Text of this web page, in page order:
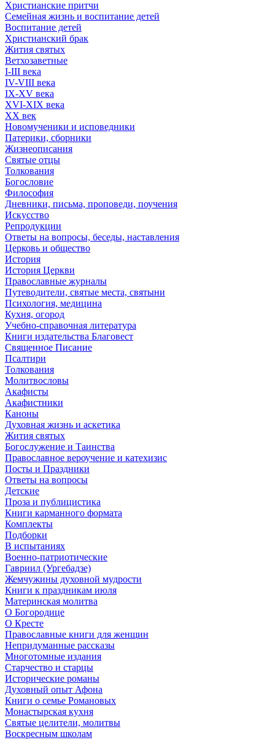
Христианские притчи
Семейная жизнь и воспитание детей
Воспитание детей
Христианский брак
Жития святых
Ветхозаветные
I-III века
IV-VIII века
IX-XV века
XVI-XIX века
XX век
Новомученики и исповедники
Патерики, сборники
Жизнеописания
Святые отцы
Толкования
Богословие
Философия
Дневники, письма, проповеди, поучения
Искусство
Репродукции
Ответы на вопросы, беседы, наставления
Церковь и общество
История
История Церкви
Православные журналы
Путеводители, святые места, святыни
Психология, медицина
Кухня, огород
Учебно-справочная литература
Книги издательства Благовест
Священное Писание
Псалтири
Толкования
Молитвословы
Акафисты
Акафистники
Каноны
Духовная жизнь и аскетика
Жития святых
Богослужение и Таинства
Православное вероучение и катехизис
Посты и Праздники
Ответы на вопросы
Детские
Проза и публицистика
Книги карманного формата
Комплекты
Подборки
В испытаниях
Военно-патриотические
Гавриил (Ургебадзе)
Жемчужины духовной мудрости
Книги к праздникам июля
Материнская молитва
О Богородице
О Кресте
Православные книги для женщин
Непридуманные рассказы
Многотомные издания
Старчество и старцы
Исторические романы
Духовный опыт Афона
Книги о семье Романовых
Монастырская кухня
Святые целители, молитвы
Воскресным школам